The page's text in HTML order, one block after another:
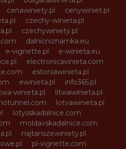
cenawiniety.pl
cenywiniet.pl
czechy-winieta.pl
czechywiniety.pl
dalnicniznamka.eu
e-vignette.pl
e-winieta.eu
electronicavinieta.com
estoniawinieta.pl
ewinieta.pl
info365.pl
winieta.pl
litwawinieta.pl
lotvawinieta.pl
lotysskadalnice.com
moldavskadalnice.com
najtanszewiniety.pl
pl-vignette.com